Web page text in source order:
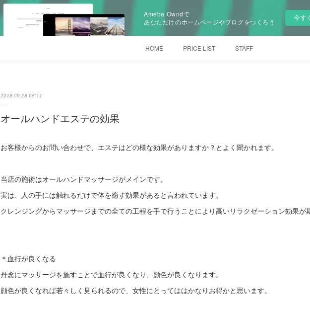
Ameba Owndで
あなただけのホームページやブログをつくろう
今す
HOME PRICE LIST STAFF
2018.09.28 08:11
オールハンドエステの効果
お客様からのお問い合わせで、エステはどの様な効果がありますか？とよく聞かれます。
当店の施術はオールハンドマッサージがメインです。
実は、人の手には触れるだけで体を癒す効果があると言われています。
クレンジングからマッサージまでの全ての工程を手で行うことにより高いリラクゼーション効果が
＊血行が良くなる
丹念にマッサージを施すことで血行が良くなり、顔色が良くなります。
顔色が良くなれば若々しく見られるので、女性にとってははかなりお得かと思います。